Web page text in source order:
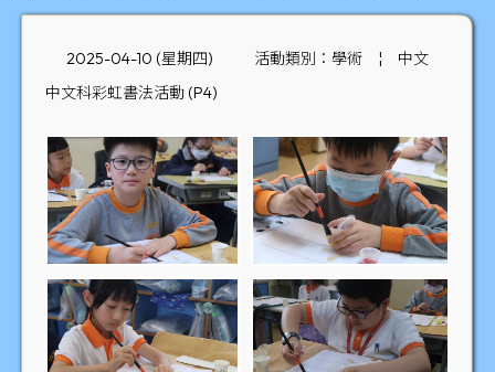
2025-04-10 (星期四) 活動類別：學術 ¦
中文
中文科彩虹書法活動 (P4)